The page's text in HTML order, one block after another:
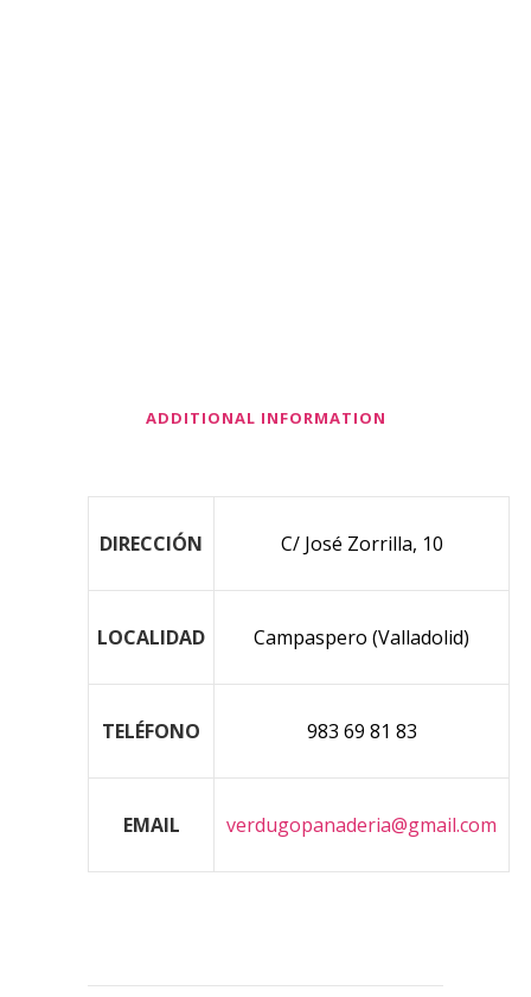
ADDITIONAL INFORMATION
DIRECCIÓN C/ José Zorrilla, 10
LOCALIDAD Campaspero (Valladolid)
TELÉFONO 983 69 81 83
EMAIL verdugopanaderia@gmail.com